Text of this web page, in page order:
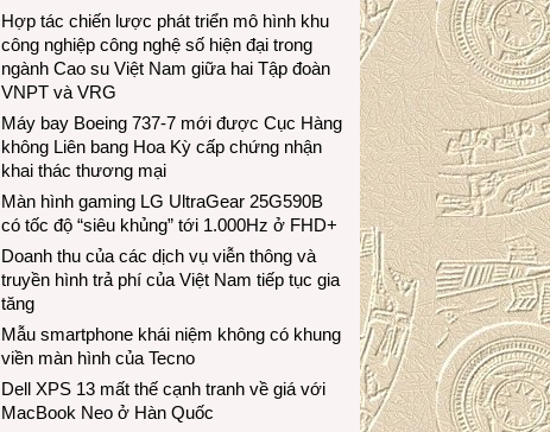
Hợp tác chiến lược phát triển mô hình khu
công nghiệp công nghệ số hiện đại trong
ngành Cao su Việt Nam giữa hai Tập đoàn
VNPT và VRG
Máy bay Boeing 737-7 mới được Cục Hàng
không Liên bang Hoa Kỳ cấp chứng nhận
khai thác thương mại
Màn hình gaming LG UltraGear 25G590B
có tốc độ “siêu khủng” tới 1.000Hz ở FHD+
Doanh thu của các dịch vụ viễn thông và
truyền hình trả phí của Việt Nam tiếp tục gia
tăng
Mẫu smartphone khái niệm không có khung
viền màn hình của Tecno
Dell XPS 13 mất thế cạnh tranh về giá với
MacBook Neo ở Hàn Quốc